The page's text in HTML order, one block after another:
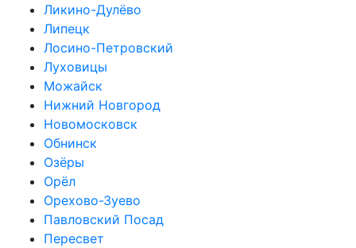
Ликино-Дулёво
Липецк
Лосино-Петровский
Луховицы
Можайск
Нижний Новгород
Новомосковск
Обнинск
Озёры
Орёл
Орехово-Зуево
Павловский Посад
Пересвет